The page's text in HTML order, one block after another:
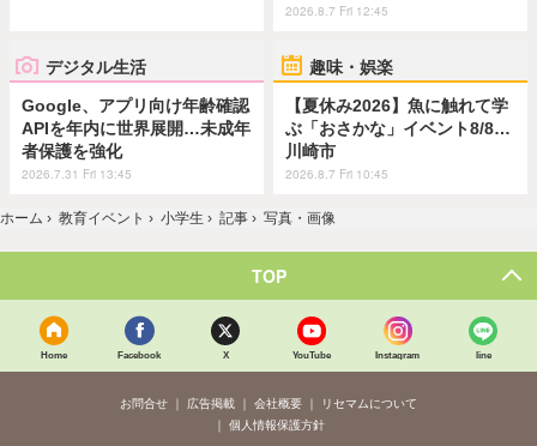
2026.8.7 Fri 12:45
デジタル生活
Google、アプリ向け年齢確認
APIを年内に世界展開…未成年
者保護を強化
2026.7.31 Fri 13:45
趣味・娯楽
【夏休み2026】魚に触れて学
ぶ「おさかな」イベント8/8…
川崎市
2026.8.7 Fri 10:45
ホーム › 教育イベント › 小学生 › 記事 › 写真・画像
TOP
Home Facebook X YouTube Instagram line
お問合せ 広告掲載 会社概要
リセマムについて
個人情報保護方針